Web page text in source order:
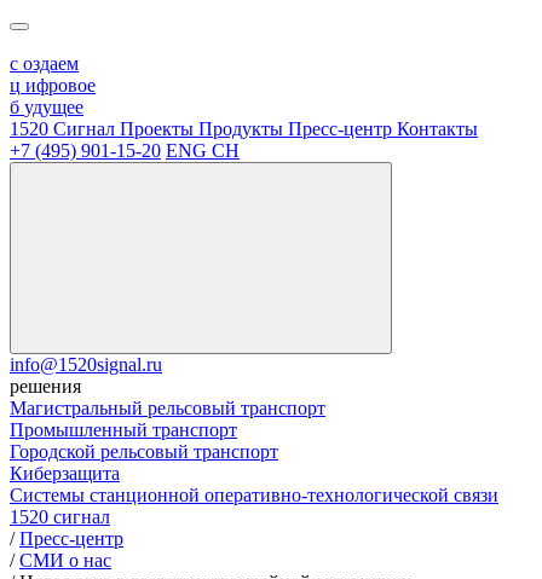
с оздаем
ц ифровое
б удущее
1520 Сигнал Проекты Продукты Пресс-центр Контакты
+7 (495) 901-15-20 ENG CH
info@1520signal.ru
решения
Магистральный рельсовый транспорт
Промышленный транспорт
Городской рельсовый транспорт
Киберзащита
Системы станционной оперативно-технологической связи
1520 сигнал
/Пресс-центр
/СМИ о нас